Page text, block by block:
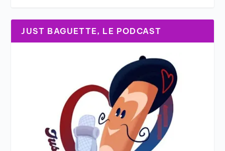
JUST BAGUETTE, LE PODCAST